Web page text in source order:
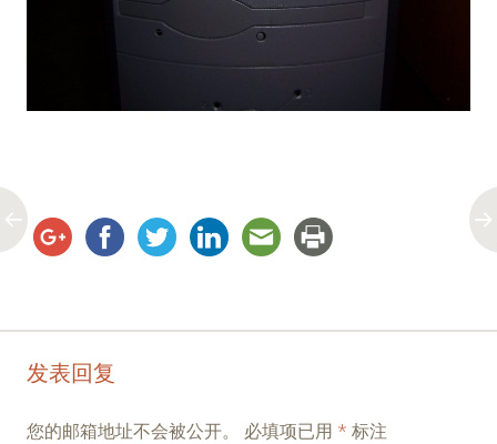
Post
navigation
发表回复
您的邮箱地址不会被公开。 必填项已用 * 标注